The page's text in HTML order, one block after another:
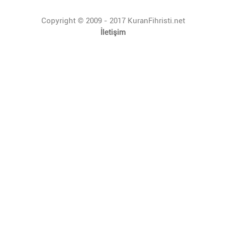
Copyright © 2009 - 2017 KuranFihristi.net
İletişim